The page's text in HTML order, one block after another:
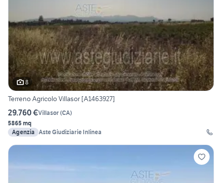
8
Terreno Agricolo Villasor [A1463927]
29.760 €Villasor(CA)
5865 mq
Agenzia Aste Giudiziarie Inlinea